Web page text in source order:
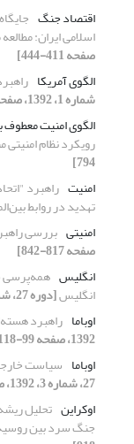
اقتصاد جنگ
اسلامی ایران:
صفحه 411-444]
الگوی آمریکا
شماره 1، 1392، صفحه 99-118]
الگوی امنیت
رویکرد نظام امنیتی
794]
امنیت راهبرد
تهدید در روابط
امنیتی بررسی
صفحه 817-842]
انگلیس
انگلیس[دوره 27، شماره 2، 1392، صفحه 473-508]
اوباما راهبرد
1392، صفحه 99-118]
اوباما سیاست خارجی
27، شماره 3، 1392، صفحه 747-768]
اوکراین تحلیل
جنگ سرد بین